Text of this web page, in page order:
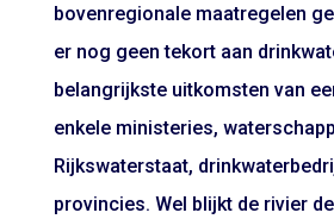
bovenregionale maatregelen
er nog geen tekort aan
belangrijkste uitkomsten van
enkele ministeries,
Rijkswaterstaat,
provincies. Wel blijkt de rivier